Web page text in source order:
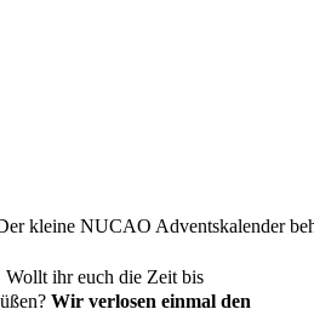
kleine NUCAO Adventskalender
Wollt ihr euch die Zeit bis
Wir verlosen einmal den